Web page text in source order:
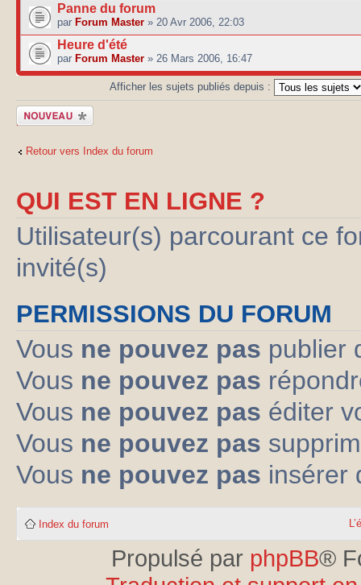
Panne du forum
par Forum Master » 20 Avr 2006, 22:03
Heure d'été
par Forum Master » 26 Mars 2006, 16:47
Afficher les sujets publiés depuis :
Publier un
nouveau sujet
Retour vers Index du forum
QUI EST EN LIGNE ?
Utilisateur(s) parcourant ce
invité(s)
PERMISSIONS DU FORUM
Vous ne pouvez pas publier
Vous ne pouvez pas
Vous ne pouvez pas éditer
Vous ne pouvez pas
Vous ne pouvez pas insérer
Index du forum
Propulsé par phpBB®